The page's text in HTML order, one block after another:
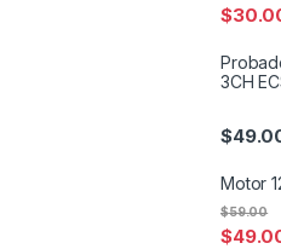
$
3CH
$
Motor
$
$59.00